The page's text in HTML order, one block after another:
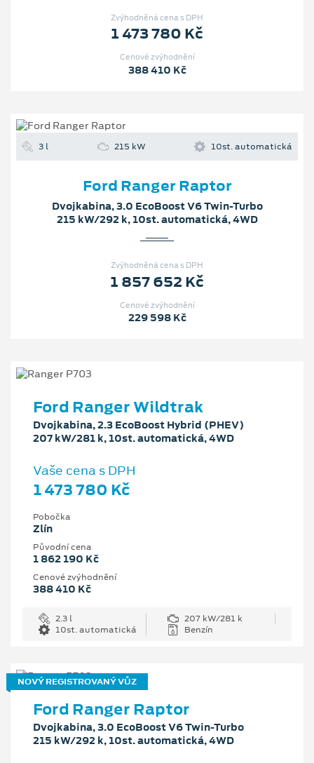
Zvýhodněná cena s DPH
1 473 780 Kč
Cenové zvýhodnění
388 410 Kč
3 l 215 kW 10st. automatická
Ford Ranger Raptor
Dvojkabina, 3.0 EcoBoost V6 Twin-Turbo
215 kW/292 k, 10st. automatická, 4WD
Zvýhodněná cena s DPH
1 857 652 Kč
Cenové zvýhodnění
229 598 Kč
Ford Ranger Wildtrak
Dvojkabina, 2.3 EcoBoost Hybrid (PHEV)
207 kW/281 k, 10st. automatická, 4WD
Vaše cena s DPH
1 473 780 Kč
Pobočka
Zlín
Původní cena
1 862 190 Kč
Cenové zvýhodnění
388 410 Kč
2.3 l
207 kW/281 k
10st. automatická
Benzín
NOVÝ REGISTROVANÝ VŮZ
Ford Ranger Raptor
Dvojkabina, 3.0 EcoBoost V6 Twin-Turbo
215 kW/292 k, 10st. automatická, 4WD